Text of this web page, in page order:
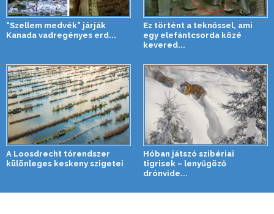
“Szellem medvék” járják
Kanada vadregényes erd...
Ez történt a teknőssel, ami
egy elefántcsorda közé
kevered...
A Loosdrecht tórendszer
különleges keskeny szigetei
Hóban játszó szibériai
tigrisek – lenyűgöző
drónvide...